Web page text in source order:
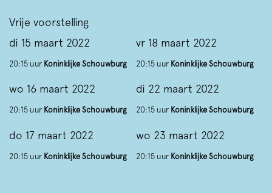
Vrije voorstelling
di 15 maart 2022
20:15 uur Koninklijke Schouwburg
wo 16 maart 2022
20:15 uur Koninklijke Schouwburg
do 17 maart 2022
20:15 uur Koninklijke Schouwburg
vr 18 maart 2022
20:15 uur Koninklijke Schouwburg
di 22 maart 2022
20:15 uur Koninklijke Schouwburg
wo 23 maart 2022
20:15 uur Koninklijke Schouwburg